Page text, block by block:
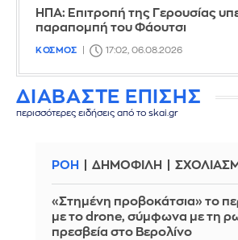
ΗΠΑ: Επιτροπή της Γερουσίας
παραπομπή του Φάουτσι
ΚΟΣΜΟΣ 17:02, 06.08.2026
ΔΙΑΒΑΣΤΕ ΕΠΙΣΗΣ
περισσότερες ειδήσεις από το skai.gr
ΡΟΗ ΔΗΜΟΦΙΛΗ
«Στημένη προβοκάτσια» το
με το drone, σύμφωνα με τη
πρεσβεία στο Βερολίνο